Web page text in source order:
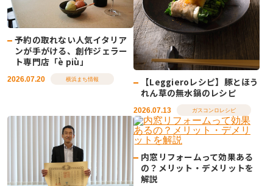
予約の取れない人気イタリア
ンが手がける、創作ジェラー
ト専門店「è più」
2026.07.20 横浜まち情報
【Leggieroレシピ】豚とほう
れん草の無水鍋のレシピ
2026.07.13 ガスコンロレシピ
内窓リフォームって効果ある
の？メリット・デメリットを
解説